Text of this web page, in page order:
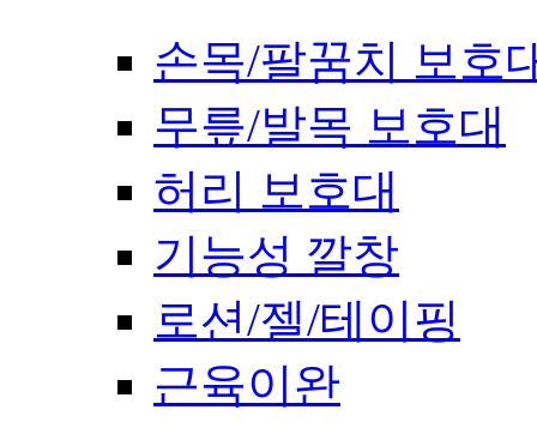
손목/팔꿈치 보호
무릎/발목 보호대
허리 보호대
기능성 깔창
로션/젤/테이핑
근육이완